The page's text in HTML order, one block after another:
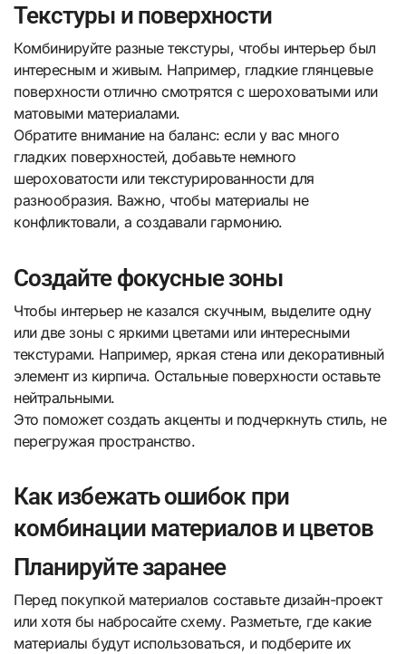
Текстуры и поверхности
Комбинируйте разные текстуры, чтобы интерьер был
интересным и живым. Например, гладкие глянцевые
поверхности отлично смотрятся с шероховатыми или
матовыми материалами.
Обратите внимание на баланс: если у вас много
гладких поверхностей, добавьте немного
шероховатости или текстурированности для
разнообразия. Важно, чтобы материалы не
конфликтовали, а создавали гармонию.
Создайте фокусные зоны
Чтобы интерьер не казался скучным, выделите одну
или две зоны с яркими цветами или интересными
текстурами. Например, яркая стена или декоративный
элемент из кирпича. Остальные поверхности оставьте
нейтральными.
Это поможет создать акценты и подчеркнуть стиль, не
перегружая пространство.
Как избежать ошибок при
комбинации материалов и цветов
Планируйте заранее
Перед покупкой материалов составьте дизайн-проект
или хотя бы набросайте схему. Разметьте, где какие
материалы будут использоваться, и подберите их